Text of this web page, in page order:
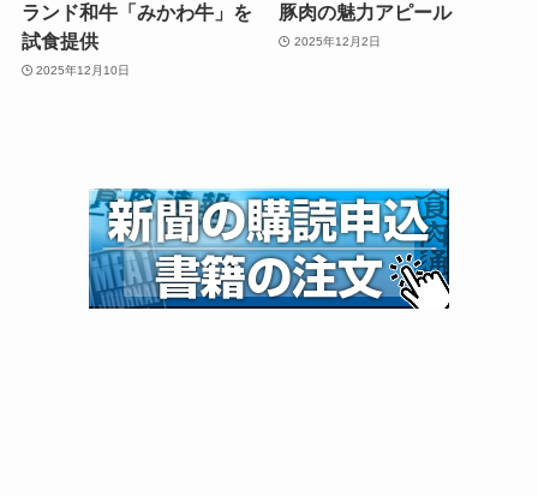
ランド和牛「みかわ牛」を
試食提供
2025年12月10日
豚肉の魅力アピール
2025年12月2日